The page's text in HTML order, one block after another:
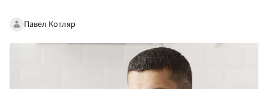
Павел Котляр